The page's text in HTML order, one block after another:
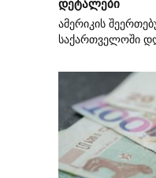
დეტალები
ამერიკის
საქართველოში